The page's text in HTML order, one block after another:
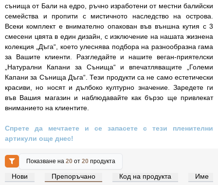
сънища от Бали на едро, ръчно изработени от местни балийски
семейства и пропити с мистичното наследство на острова.
Всеки комплект е внимателно опакован във външна кутия с 3
смесени цвята в един дизайн, с изключение на нашата жизнена
колекция „Дъга“, което улеснява подбора на разнообразна гама
за Вашите клиенти. Разгледайте и нашите веган-приятелски
„Натурални Капани за Сънища“ и впечатляващите „Големи
Капани за Сънища Дъга“. Тези продукти са не само естетически
красиви, но носят и дълбоко културно значение. Заредете ги
във Вашия магазин и наблюдавайте как бързо ще привлекат
вниманието на клиентите.
Спрете да мечтаете и се запасете с тези пленителни
артикули още днес!
Показване на20 от20 продукта
Нови Препоръчано Код на продукта Име
Влезте за цени на едро Влезте за цени на едро